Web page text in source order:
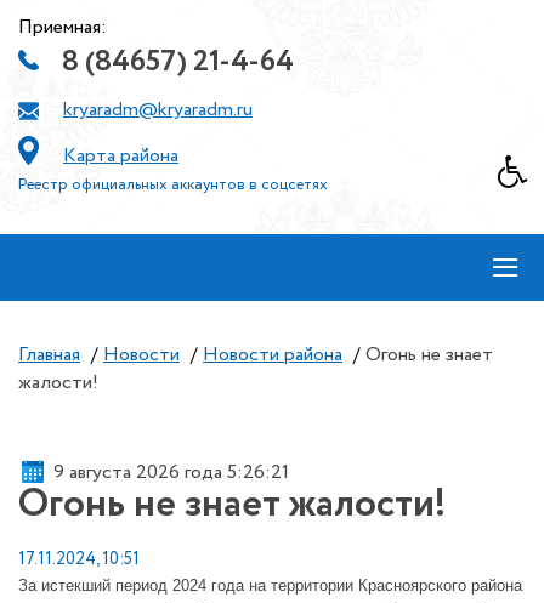
Приемная:
8 (84657) 21-4-64
kryaradm@kryaradm.ru
Карта района
Реестр официальных аккаунтов в соцсетях
≡
Главная / Новости / Новости района / Огонь не знает
жалости!
9 августа 2026 года 5:26:21
Огонь не знает жалости!
17.11.2024, 10:51
За истекший период 2024 года на территории Красноярского района